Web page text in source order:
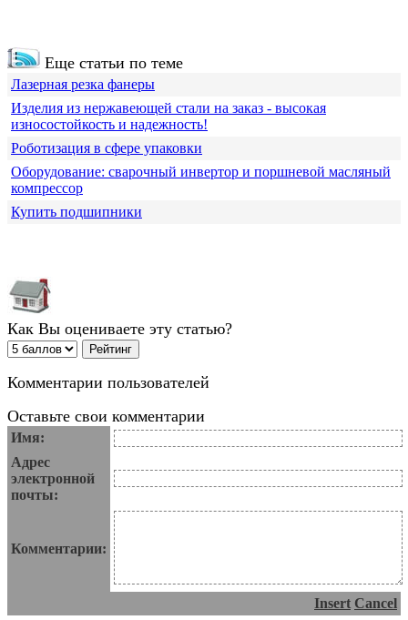
Еще статьи по теме
Лазерная резка фанеры
Изделия из нержавеющей стали на заказ - высокая
износостойкость и надежность!
Роботизация в сфере упаковки
Оборудование: сварочный инвертор и поршневой масляный
компрессор
Купить подшипники
Как Вы оцениваете эту статью?
Комментарии пользователей
Оставьте свои комментарии
Имя:
Адрес
электронной
почты:
Комментарии:
Insert Cancel